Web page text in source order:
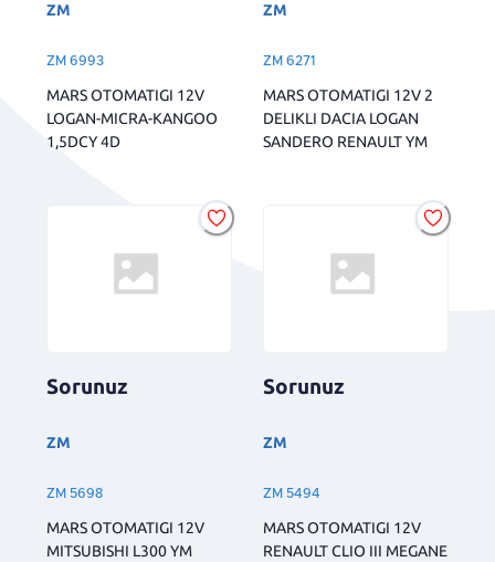
ZM
ZM 6993
MARS OTOMATIGI 12V
LOGAN-MICRA-KANGOO
1,5DCY 4D
ZM
ZM 6271
MARS OTOMATIGI 12V 2
DELIKLI DACIA LOGAN
SANDERO RENAULT YM
Sorunuz
ZM
ZM 5698
MARS OTOMATIGI 12V
MITSUBISHI L300 YM
Sorunuz
ZM
ZM 5494
MARS OTOMATIGI 12V
RENAULT CLIO III MEGANE